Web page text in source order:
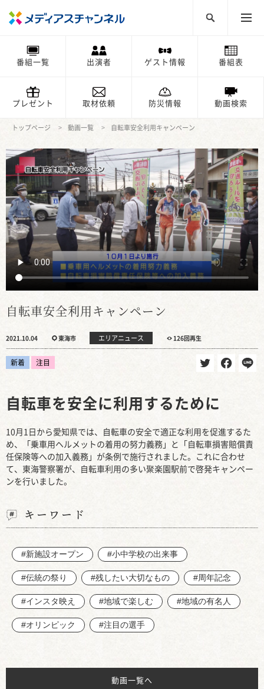
番組一覧 出演者 ゲスト情報 番組表
プレゼント 取材依頼 防災情報 動画検索
トップページ 動画一覧 自転車安全利用キャンペーン
自転車安全利用キャンペーン
2021.10.04 東海市 エリアニュース 126回再生
新着 注目
自転車を安全に利用するために
10月1日から愛知県では、自転車の安全で適正な利用を促進するた
め、「乗車用ヘルメットの着用の努力義務」と「自転車損害賠償責
任保険等への加入義務」が条例で施行されました。これに合わせ
て、東海警察署が、自転車利用の多い聚楽園駅前で啓発キャンペー
ンを行いました。
キーワード
#新施設オープン #小中学校の出来事
#伝統の祭り #残したい大切なもの #周年記念
#インスタ映え #地域で楽しむ #地域の有名人
#オリンピック #注目の選手
動画一覧へ